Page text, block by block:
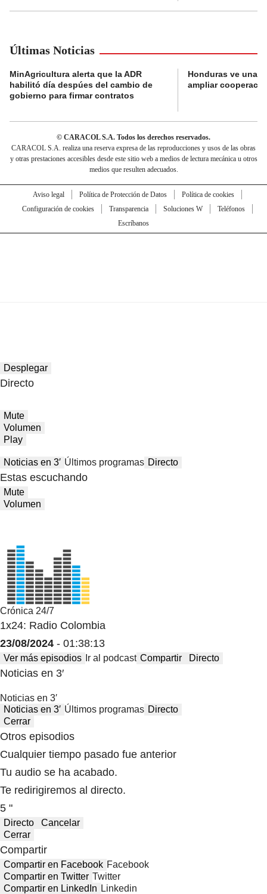
Últimas Noticias
MinAgricultura alerta que la ADR
habilitó día despúes del cambio de
gobierno para firmar contratos
Honduras ve una
ampliar
© CARACOL S.A. Todos los derechos reservados.
CARACOL S.A. realiza una reserva expresa de las reproducciones y usos de las obras
y otras prestaciones accesibles desde este sitio web a medios de lectura mecánica u otros
medios que resulten adecuados.
Aviso legal Política de Protección de Datos
Política de cookies
Configuración de cookies
Transparencia Soluciones W
Teléfonos
Escríbanos
Desplegar
Directo
Mute
Volumen
Play
Noticias en 3′ Últimos programas Directo
Estas escuchando
Mute
Volumen
Crónica 24/7
1x24: Radio Colombia
23/08/2024 - 01:38:13
Ver más episodios Ir al podcast Compartir Directo
Noticias en 3′
Noticias en 3′
Noticias en 3′ Últimos programas Directo
Cerrar
Otros episodios
Cualquier tiempo pasado fue anterior
Tu audio se ha acabado.
Te redirigiremos al directo.
5 "
Directo
Cancelar
Cerrar
Compartir
Compartir en Facebook Facebook
Compartir en Twitter Twitter
Compartir en LinkedIn Linkedin